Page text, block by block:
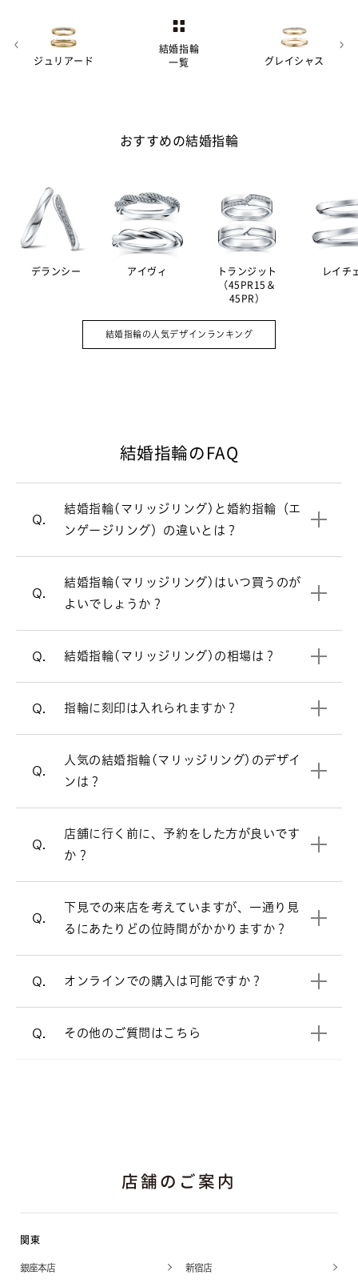
結婚指輪
一覧
ジュリアード グレイシャス
おすすめの結婚指輪
デランシー アイヴィ
トランジット
（45PR15＆
45PR）
レイチ
結婚指輪の人気デザインランキング
結婚指輪のFAQ
Q.
結婚指輪(マリッジリング)と婚約指輪（エ
ンゲージリング）の違いとは？
証として贈る記念品。その意味を強める
ため、ダイヤモンドをあしらったデザイ
婚約指輪（エンゲージリング） 一覧はこちら
Q.
結婚指輪(マリッジリング)はいつ買うのが
よいでしょうか？
結婚式直前は忙しくなるため、結婚指輪
月ほど前にスタートするのがおすすめで
場合はご入籍の3ヶ月前にはご準備され
ると安心です。
結婚指輪を買うタイミングについて
Q. 結婚指輪(マリッジリング)の相場は？
A.
って価格が変わります。ご要望に合わせ
てご提案させていただきます。
結婚指輪の相場について詳しく見る
Q. 指輪に刻印は入れられますか？
ト・数字などを刻印できます。（無料）
リングのオプションについて
Q.
人気の結婚指輪(マリッジリング)のデザイ
ンは？
ヤモンドではダイヤモンドをあしらった
デザインが人気です。
V字ラインの結婚指輪を見る
Q.
店舗に行く前に、予約をした方が良いです
か？
A.
いませんが、週末はお時間帯によっては
頂けるとお待たせすることなくスムーズ
にご案内させて頂きます。
Q.
下見での来店を考えていますが、一通り見
るにあたりどの位時間がかかりますか？
A.
お客様により様々ですが、ゆっくりご覧
頂きますと、だいたい1時間半～2時間く
に合わせてご案内いたします。
Q. オンラインでの購入は可能ですか？
A.
すので、ご安心ください。
電話でのご相談も承っております。
オンラインショップ
Q. その他のご質問はこちら
A. よくあるご質問 をご覧ください。
店舗のご案内
関東
銀座本店 新宿店